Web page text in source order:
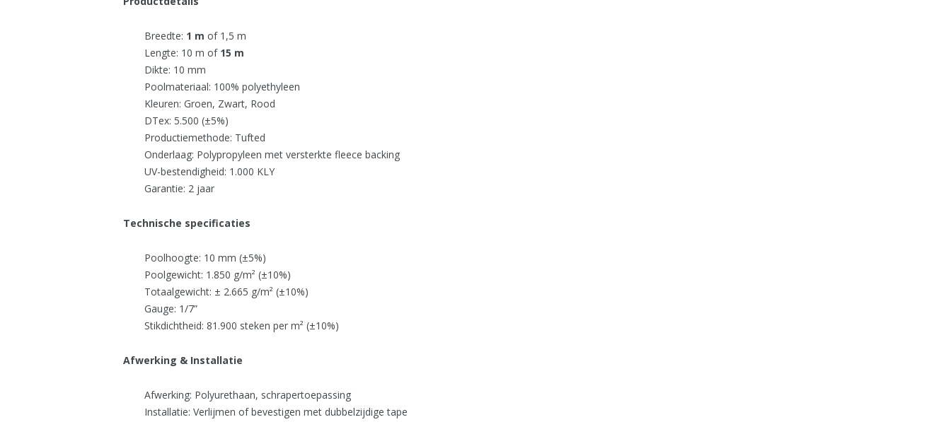
Breedte: 1 m of 1,5 m
Lengte: 10 m of 15 m
Dikte: 10 mm
Poolmateriaal: 100% polyethyleen
Kleuren: Groen, Zwart, Rood
DTex: 5.500 (±5%)
Productiemethode: Tufted
Onderlaag: Polypropyleen met versterkte fleece backing
UV-bestendigheid: 1.000 KLY
Garantie: 2 jaar
Technische specificaties
Poolhoogte: 10 mm (±5%)
Poolgewicht: 1.850 g/m² (±10%)
Totaalgewicht: ± 2.665 g/m² (±10%)
Gauge: 1/7”
Stikdichtheid: 81.900 steken per m² (±10%)
Afwerking & Installatie
Afwerking: Polyurethaan, schrapertoepassing
Installatie: Verlijmen of bevestigen met dubbelzijdige tape